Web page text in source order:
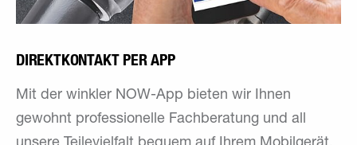
DIREKTKONTAKT PER APP
Mit der winkler NOW-App bieten wir Ihnen
gewohnt professionelle Fachberatung und all